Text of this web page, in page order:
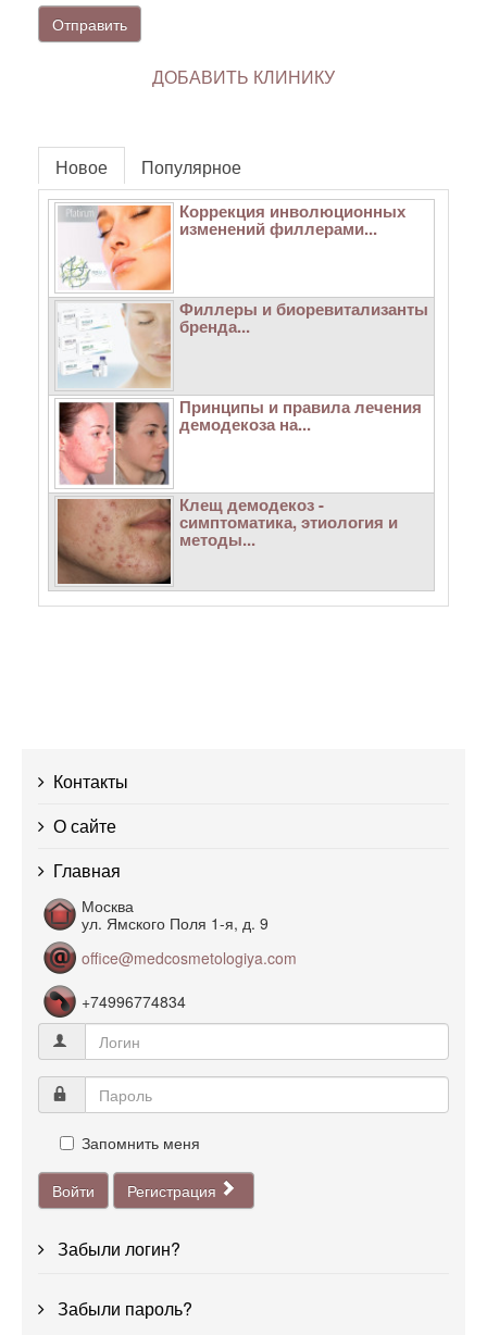
Отправить
ДОБАВИТЬ КЛИНИКУ
Новое Популярное
Коррекция инволюционных
изменений филлерами...
Филлеры и биоревитализанты
бренда...
Принципы и правила лечения
демодекоза на...
Клещ демодекоз -
симптоматика, этиология и
методы...
Контакты
О сайте
Главная
Москва
ул. Ямского Поля 1-я, д. 9
office@medcosmetologiya.com
+74996774834
Запомнить меня
Войти Регистрация
Забыли логин?
Забыли пароль?